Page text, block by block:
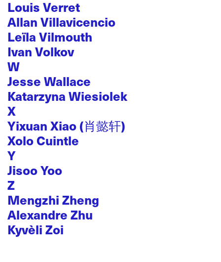
Louis Verret
Allan Villavicencio
Leïla Vilmouth
Ivan Volkov
W
Jesse Wallace
Katarzyna Wiesiolek
X
Yixuan Xiao (肖懿轩)
Xolo Cuintle
Y
Jisoo Yoo
Z
Mengzhi Zheng
Alexandre Zhu
Kyvèli Zoi